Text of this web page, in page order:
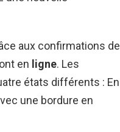
aux confirmations de
en ligne. Les
états différents : En
une bordure en